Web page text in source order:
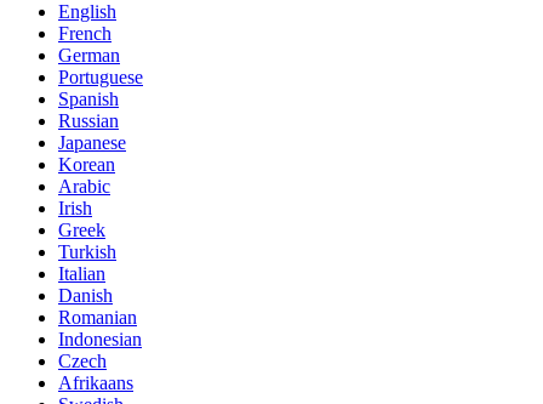
English
French
German
Portuguese
Spanish
Russian
Japanese
Korean
Arabic
Irish
Greek
Turkish
Italian
Danish
Romanian
Indonesian
Czech
Afrikaans